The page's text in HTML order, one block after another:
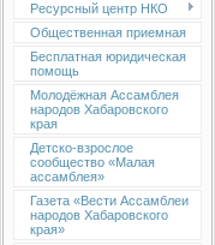
Ресурсный центр НКО
Общественная приемная
Бесплатная юридическая
помощь
Молодёжная Ассамблея
народов Хабаровского
края
Детско-взрослое
сообщество «Малая
ассамблея»
Газета «Вести Ассамблеи
народов Хабаровского
края»